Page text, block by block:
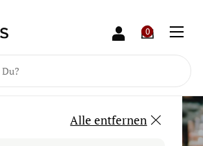
0
Alle entfernen